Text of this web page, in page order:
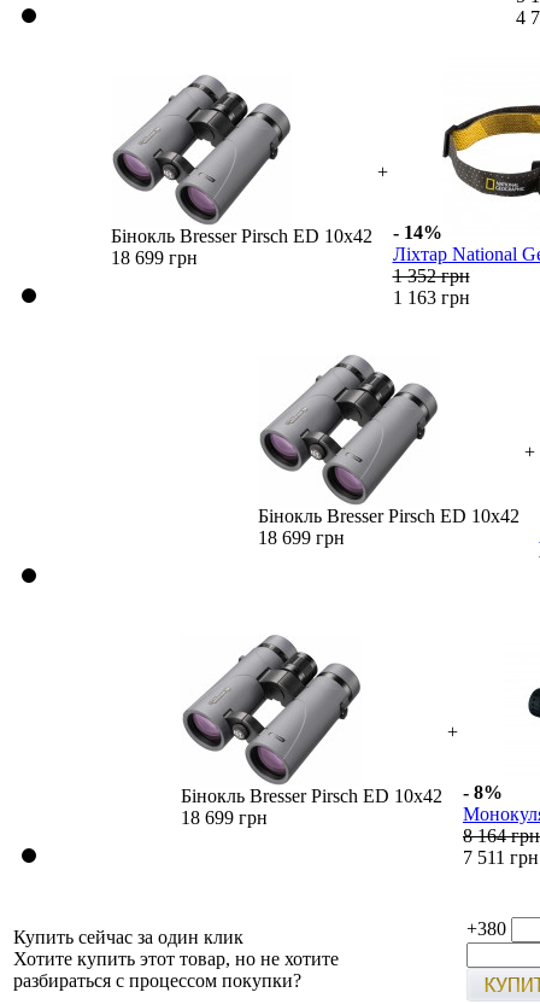
4
Бінокль Bresser Pirsch ED 10x42
18 699 грн
+
- 14%
Ліхтар National
1 352 грн
1 163 грн
Бінокль Bresser Pirsch ED 10x42
18 699 грн
+
Бінокль Bresser Pirsch ED 10x42
18 699 грн
+
- 8%
8 164 грн
7 511 грн
Купить сейчас за один клик
Хотите купить этот товар, но не хотите
разбираться с процессом покупки?
+380